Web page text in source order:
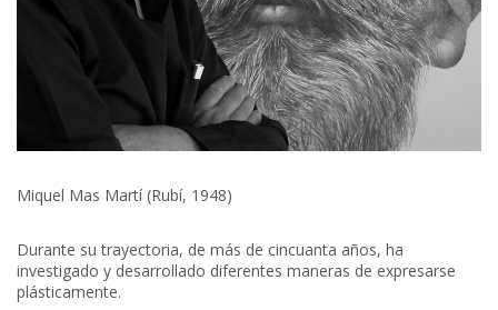
Miquel Mas Martí (Rubí, 1948)
Durante su trayectoria, de más de cincuanta años, ha
investigado y desarrollado diferentes maneras de expresarse
plásticamente.